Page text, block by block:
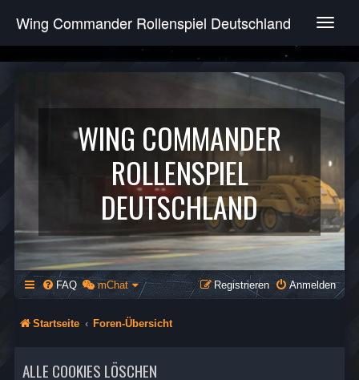
T
g
e
v
g
a
t
i
o
n
Wing Commander Rollenspiel Deutschland
WING COMMANDER
ROLLENSPIEL
DEUTSCHLAND
FAQ mChat Anmelden
Registrieren
Startseite Foren-Übersicht
ALLE COOKIES LÖSCHEN